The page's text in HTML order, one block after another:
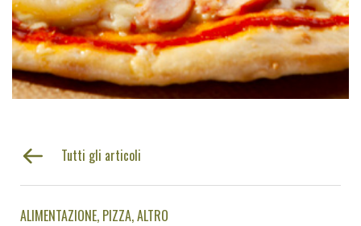
Tutti gli articoli
ALIMENTAZIONE PIZZA ALTRO